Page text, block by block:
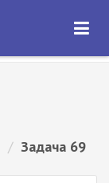
ОТКРЫТЬ
/ Задача 69